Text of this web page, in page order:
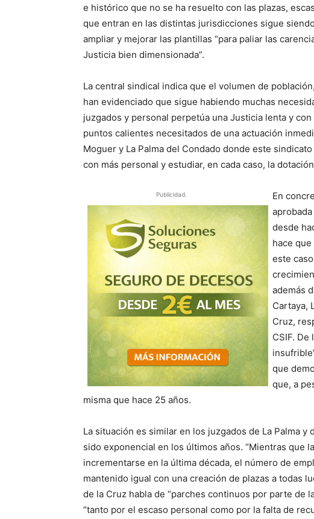
e histórico que no se ha resuelto con las plazas,
que entran en las distintas jurisdicciones sigue
ampliar y mejorar las plantillas “para paliar las
Justicia bien dimensionada”.
La central sindical indica que el volumen de
han evidenciado que sigue habiendo muchas
juzgados y personal perpetúa una Justicia lenta y
puntos calientes necesitados de una actuación
Moguer y La Palma del Condado donde este
con más personal y estudiar, en cada caso, la
Publicidad.
En
desde
hace
este
además
Cartaya,
Cruz,
CSIF. De
que
que, a
misma que hace 25 años.
La situación es similar en los juzgados de La Palma
sido exponencial en los últimos años. “Mientras que
incrementarse en la última década, el número de
mantenido igual con una creación de plazas a todas
de la Cruz habla de “parches continuos por parte de
“tanto por el escaso personal como por la falta de